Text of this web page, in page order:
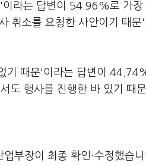
라는 답변이 54.96%로 가장
취소를 요청한 사안이기 때문'
기 때문'이라는 답변이
도 행사를 진행한 바 있기 때
부장이 최종 확인·수정했습니